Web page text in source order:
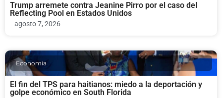
Trump arremete contra Jeanine Pirro por el caso del
Reflecting Pool en Estados Unidos
agosto 7, 2026
Economia
El fin del TPS para haitianos: miedo a la deportación y
golpe económico en South Florida